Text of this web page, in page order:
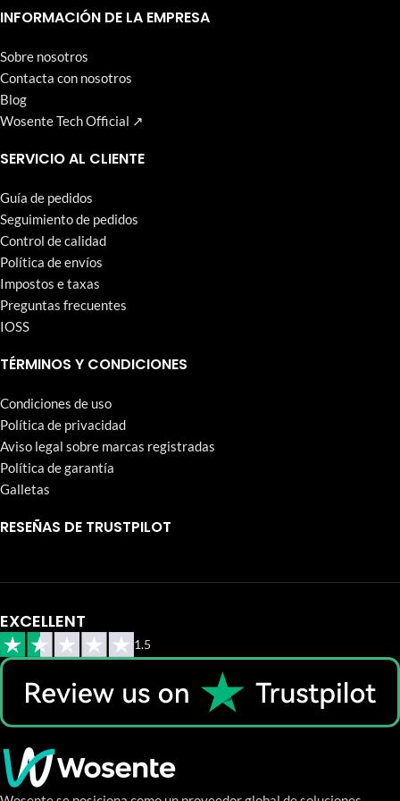
que Wosente-tech persigue incansablemente.
INFORMACIÓN DE LA EMPRESA
Sobre nosotros
Contacta con nosotros
Blog
Wosente Tech Official ↗
SERVICIO AL CLIENTE
Guía de pedidos
Seguimiento de pedidos
Control de calidad
Política de envíos
Impostos e taxas
Preguntas frecuentes
IOSS
TÉRMINOS Y CONDICIONES
Condiciones de uso
Política de privacidad
Aviso legal sobre marcas registradas
Política de garantía
Galletas
RESEÑAS DE TRUSTPILOT
EXCELLENT
1.5